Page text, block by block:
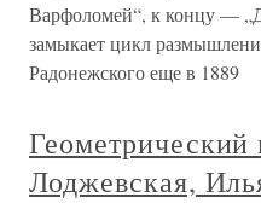
Варфоломей“, к концу —
замыкает цикл
Радонежского еще в 1889
Лоджевская,